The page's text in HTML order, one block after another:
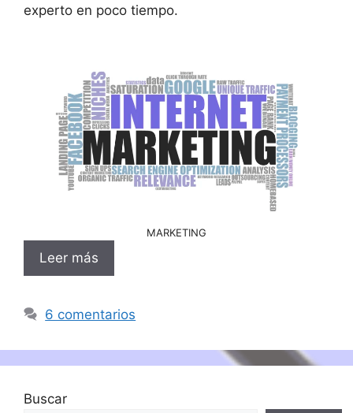
experto en poco tiempo.
MARKETING
Leer más
6 comentarios
Buscar